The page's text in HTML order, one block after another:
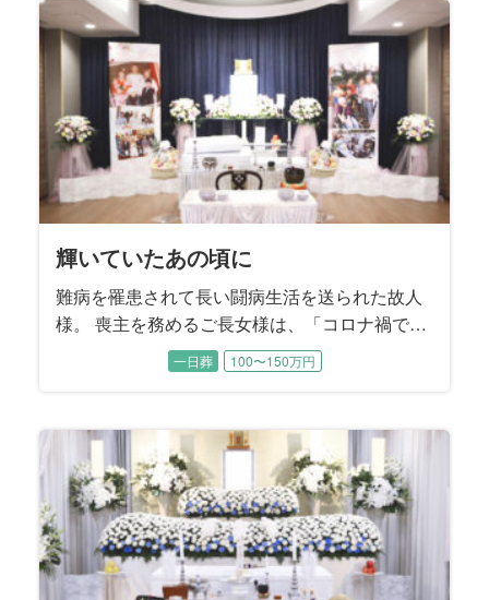
を振り返りながら故人様を偲ばれました。
輝いていたあの頃に
難病を罹患されて長い闘病生活を送られた故人
様。 喪主を務めるご長女様は、「コロナ禍で家
族もほとんど面会できない日々が続いていた」
とおっしゃいました。 最後のお別れの時間だけ
のお姿だけでなく、元気で輝いていた頃のお母
様の思い出に囲まれたご葬儀にすることを望ま
れました。
一日葬 100〜150万円